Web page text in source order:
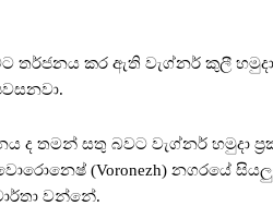
තර්ජනය කර ඇති වැග්නර් කුලී
තමන් සතු බවට වැග්නර් හමුදා
(Voronezh) නගරයේ
වන්නේ.